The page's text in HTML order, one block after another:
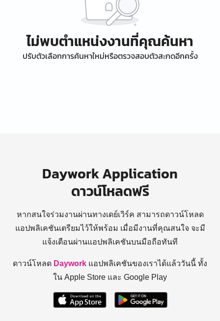
ไม่พบตำแหน่งงานที่คุณค้นหา
ปรับตัวเลือกการค้นหาใหม่หรือตรวจสอบตัวสะกดอีกครั้ง
Daywork Application
ดาวน์โหลดฟรี
หากสนใจร่วมงานผ่านทางเดย์เวิร์ค สามารถดาวน์โหลด
แอปพลิเคชันเตรียมไว้ให้พร้อม เมื่อมีงานที่คุณสนใจ จะมี
แจ้งเตือนผ่านแอปพลิเคชันบนมือถือทันที
ดาวน์โหลด Daywork แอปพลิเคชันของเราได้แล้ววันนี้ ทั้ง
ใน Apple Store และ Google Play